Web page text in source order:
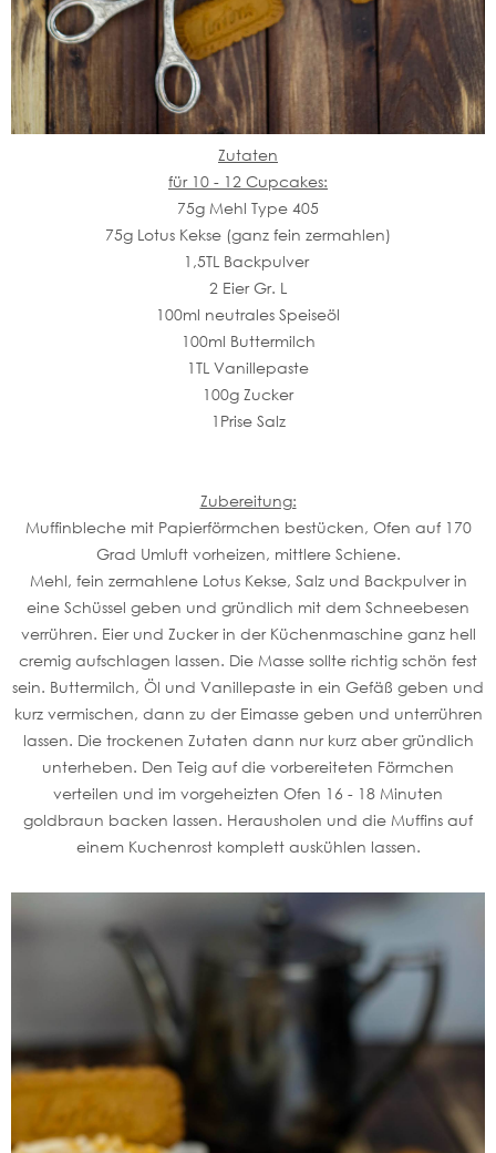
Zutaten
für 10 - 12 Cupcakes:
75g Mehl Type 405
75g Lotus Kekse (ganz fein zermahlen)
1,5TL Backpulver
2 Eier Gr. L
100ml neutrales Speiseöl
100ml Buttermilch
1TL Vanillepaste
100g Zucker
1Prise Salz
Zubereitung:
Muffinbleche mit Papierförmchen bestücken, Ofen auf 170
Grad Umluft vorheizen, mittlere Schiene.
Mehl, fein zermahlene Lotus Kekse, Salz und Backpulver in
eine Schüssel geben und gründlich mit dem Schneebesen
verrühren. Eier und Zucker in der Küchenmaschine ganz hell
cremig aufschlagen lassen. Die Masse sollte richtig schön fest
sein. Buttermilch, Öl und Vanillepaste in ein Gefäß geben und
kurz vermischen, dann zu der Eimasse geben und unterrühren
lassen. Die trockenen Zutaten dann nur kurz aber gründlich
unterheben. Den Teig auf die vorbereiteten Förmchen
verteilen und im vorgeheizten Ofen 16 - 18 Minuten
goldbraun backen lassen. Herausholen und die Muffins auf
einem Kuchenrost komplett auskühlen lassen.